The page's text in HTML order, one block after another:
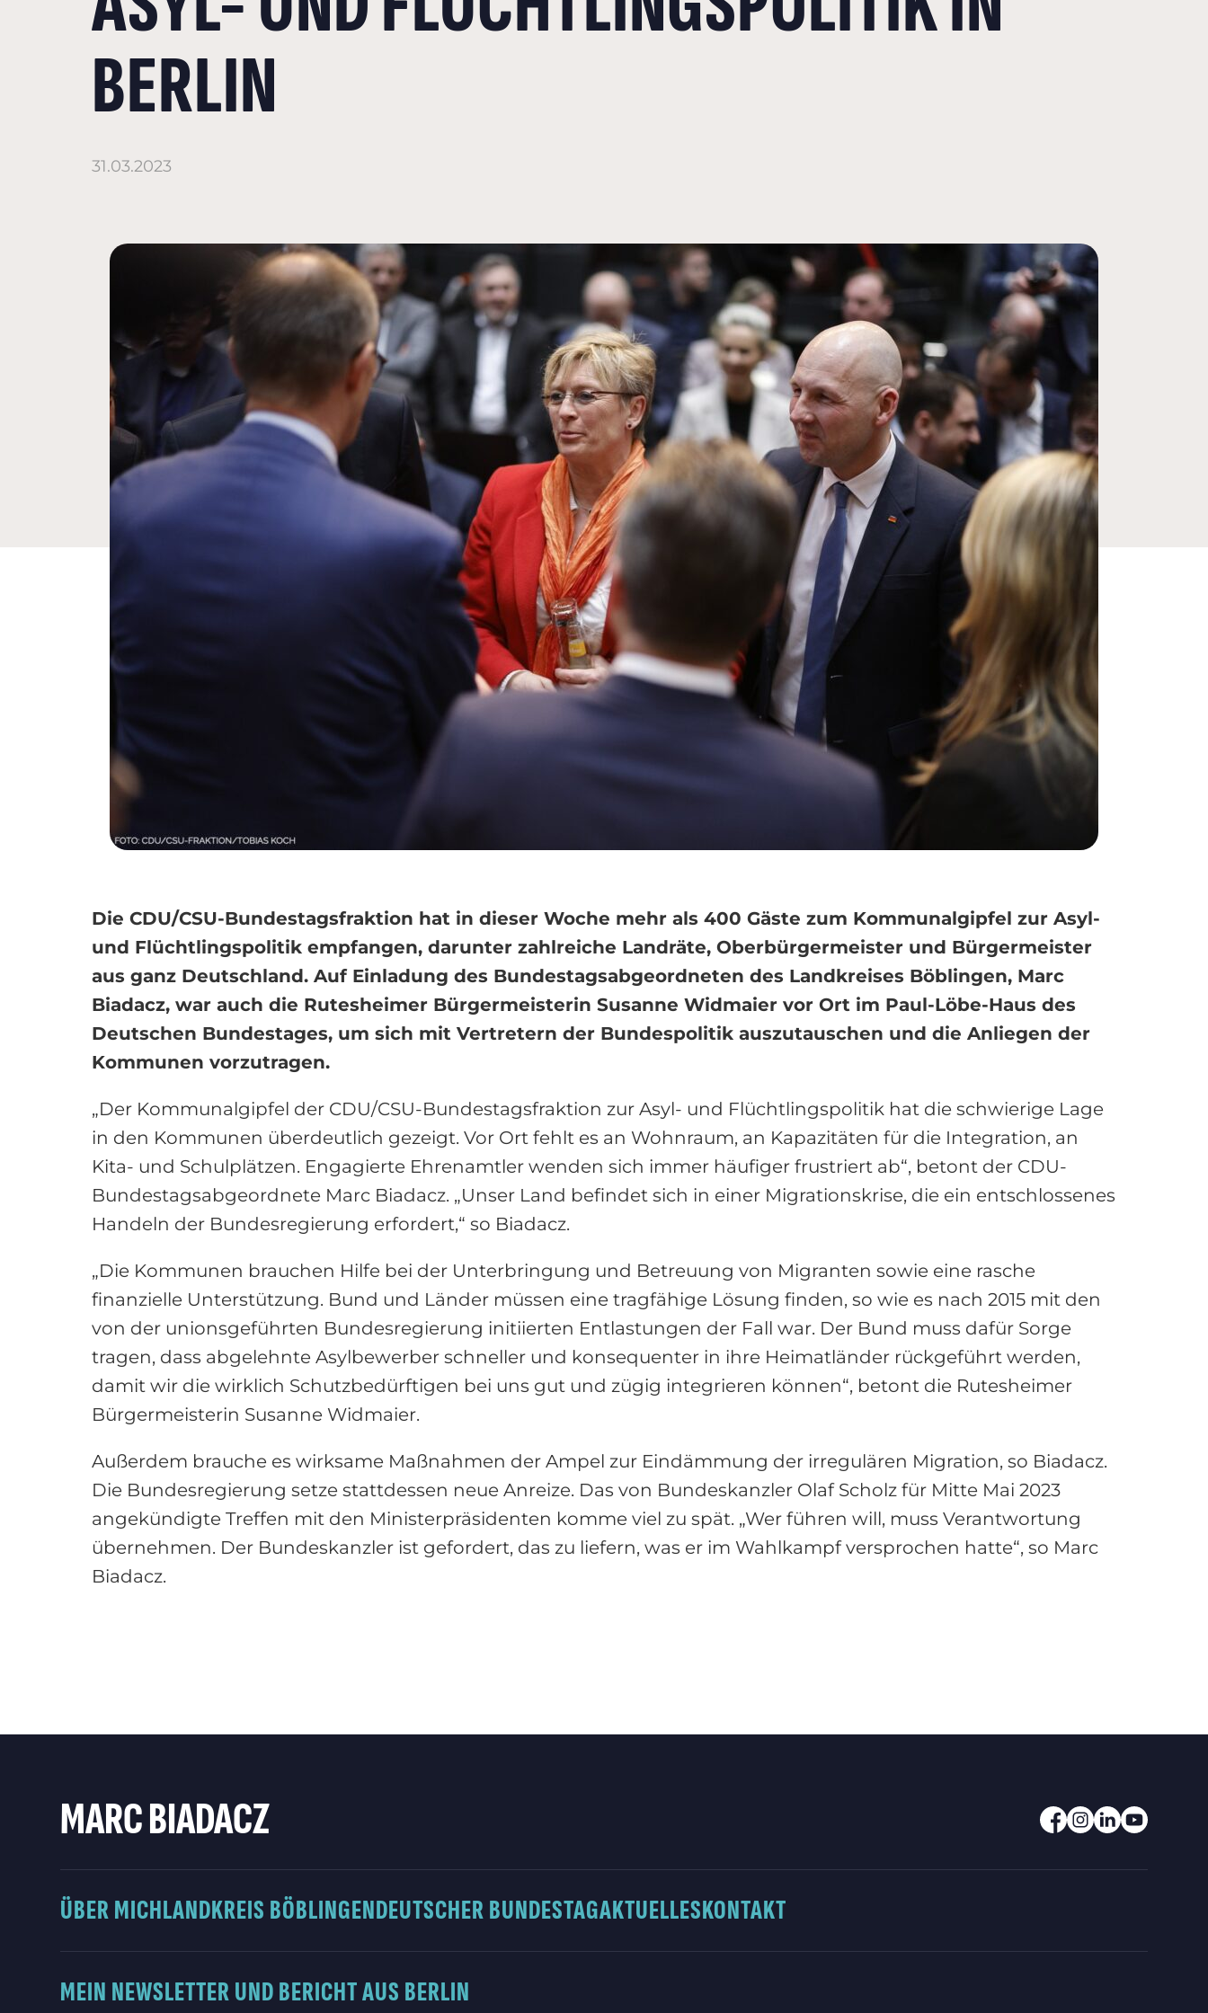
BERLIN
31.03.2023
Die CDU/CSU-Bundestagsfraktion hat in dieser Woche mehr als 400 Gäste zum Kommunalgipfel zur Asyl-
und Flüchtlingspolitik empfangen, darunter zahlreiche Landräte, Oberbürgermeister und Bürgermeister
aus ganz Deutschland. Auf Einladung des Bundestagsabgeordneten des Landkreises Böblingen, Marc
Biadacz, war auch die Rutesheimer Bürgermeisterin Susanne Widmaier vor Ort im Paul-Löbe-Haus des
Deutschen Bundestages, um sich mit Vertretern der Bundespolitik auszutauschen und die Anliegen der
Kommunen vorzutragen.
„Der Kommunalgipfel der CDU/CSU-Bundestagsfraktion zur Asyl- und Flüchtlingspolitik hat die schwierige Lage
in den Kommunen überdeutlich gezeigt. Vor Ort fehlt es an Wohnraum, an Kapazitäten für die Integration, an
Kita- und Schulplätzen. Engagierte Ehrenamtler wenden sich immer häufiger frustriert ab“, betont der CDU-
Bundestagsabgeordnete Marc Biadacz. „Unser Land befindet sich in einer Migrationskrise, die ein entschlossenes
Handeln der Bundesregierung erfordert,“ so Biadacz.
„Die Kommunen brauchen Hilfe bei der Unterbringung und Betreuung von Migranten sowie eine rasche
finanzielle Unterstützung. Bund und Länder müssen eine tragfähige Lösung finden, so wie es nach 2015 mit den
von der unionsgeführten Bundesregierung initiierten Entlastungen der Fall war. Der Bund muss dafür Sorge
tragen, dass abgelehnte Asylbewerber schneller und konsequenter in ihre Heimatländer rückgeführt werden,
damit wir die wirklich Schutzbedürftigen bei uns gut und zügig integrieren können“, betont die Rutesheimer
Bürgermeisterin Susanne Widmaier.
Außerdem brauche es wirksame Maßnahmen der Ampel zur Eindämmung der irregulären Migration, so Biadacz.
Die Bundesregierung setze stattdessen neue Anreize. Das von Bundeskanzler Olaf Scholz für Mitte Mai 2023
angekündigte Treffen mit den Ministerpräsidenten komme viel zu spät. „Wer führen will, muss Verantwortung
übernehmen. Der Bundeskanzler ist gefordert, das zu liefern, was er im Wahlkampf versprochen hatte“, so Marc
Biadacz.
MARC BIADACZ
ÜBER MICHLANDKREIS BÖBLINGENDEUTSCHER BUNDESTAGAKTUELLESKONTAKT
MEIN NEWSLETTER UND BERICHT AUS BERLIN